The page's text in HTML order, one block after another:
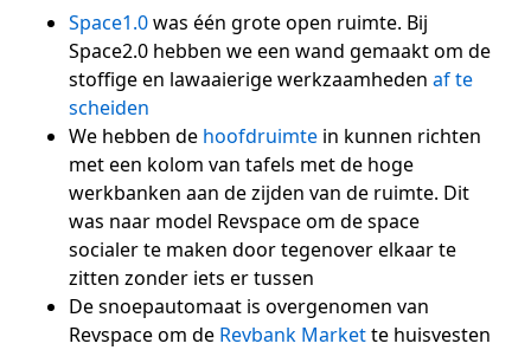
Space1.0was één grote open ruimte. Bij
Space2.0 hebben we een wand gemaakt om de
stoffige en lawaaierige werkzaamheden af te
scheiden
We hebben de hoofdruimtein kunnen richten
met een kolom van tafels met de hoge
werkbanken aan de zijden van de ruimte. Dit
was naar model Revspace om de space
socialer te maken door tegenover elkaar te
zitten zonder iets er tussen
De snoepautomaat is overgenomen van
Revspace om de Revbank Markette huisvesten